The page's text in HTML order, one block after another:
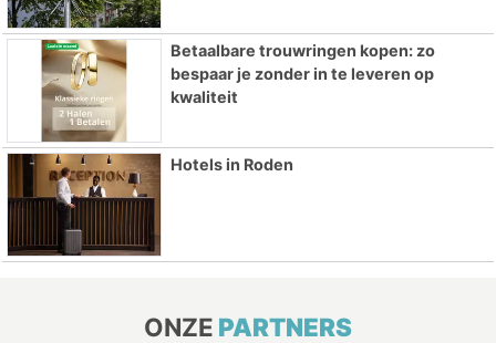
Betaalbare trouwringen kopen: zo
bespaar je zonder in te leveren op
kwaliteit
Hotels in Roden
ONZE PARTNERS